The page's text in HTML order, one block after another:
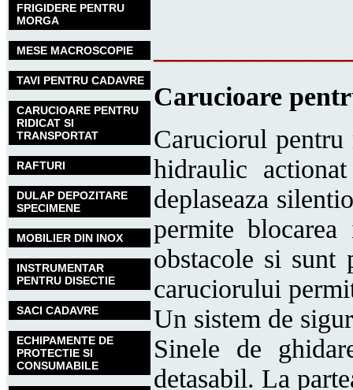
FRIGIDERE PENTRU
MORGA
MESE MACROSCOPIE
TAVI PENTRU CADAVRE
CARUCIOARE PENTRU
RIDICAT SI
TRANSPORTAT
RAFTURI
DULAP DEPOZITARE
SPECIMENE
MOBILIER DIN INOX
INSTRUMENTAR
PENTRU DISECTIE
SACI CADAVRE
ECHIPAMENTE DE
PROTECTIE SI
CONSUMABILE
Carucioare
Caruciorul pentru
hidraulic
deplaseaza
permite
obstacole si sunt
caruciorului
Un sistem de
Sinele de
detasabil. La